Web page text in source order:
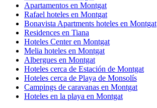
Apartamentos en Montgat
Rafael hoteles en Montgat
Bonavista Apartments hoteles en Montgat
Residences en Tiana
Hoteles Center en Montgat
Melia hoteles en Montgat
Albergues en Montgat
Hoteles cerca de Estación de Montgat
Hoteles cerca de Playa de Monsolís
Campings de caravanas en Montgat
Hoteles en la playa en Montgat